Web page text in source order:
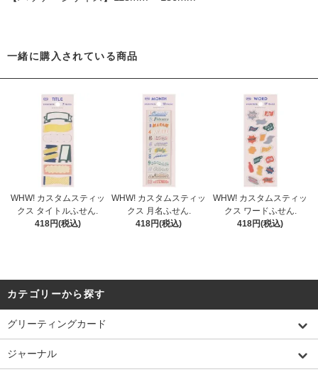
一緒に購入されている商品
WHW! カスタムスティッ
クス タイトルふせん.
418円(税込)
WHW! カスタムスティッ
クス 月名ふせん.
418円(税込)
WHW! カスタムスティッ
クス ワードふせん.
418円(税込)
カテゴリーから探す
グリーティングカード
ジャーナル